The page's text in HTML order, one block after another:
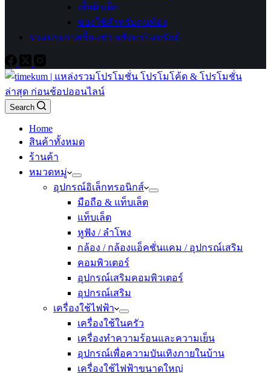
เสื้อผ้าเด็ก
ของใช้สำหรับคนท้อง
รวมประกาศซื้อ-เช่า อสังหาริมทรัพย์
Search
Home
สินค้าทั้งหมด
ร้านค้า
หมวดหมู่
อุปกรณ์อิเล็กทรอนิกส์
มือถือ & แท็บเล็ต
แท็บเล็ต
หูฟัง / ลำโพง
กล้อง / กล้องแอ็คชั่นแคม / อุปกรณ์เสริม
คอมพิวเตอร์
อุปกรณ์เสริมคอมพิวเตอร์
อุปกรณ์เสริม
เครื่องใช้ไฟฟ้า
เครื่องใช้ในครัว
เครื่องทำความร้อนและความเย็น
อุปกรณ์เพื่อความบันเทิงภายในบ้าน
เครื่องใช้ไฟฟ้าขนาดใหญ่